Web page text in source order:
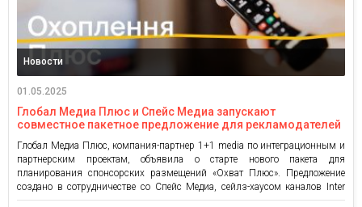
Новости
01.05.2025
Глобал Медиа Плюс и Спейс Медиа запускают
совместное пакетное предложение для рекламодателей
Глобал Медиа Плюс, компания-партнер 1+1 media по интеграционным и
партнерским проектам, объявила о старте нового пакета для
планирования спонсорских размещений «Охват Плюс». Предложение
создано в сотрудничестве со Спейс Медиа, сейлз-хаусом каналов Inter
Media Group, и объединяет ресурсы двух мощных игроков украинского